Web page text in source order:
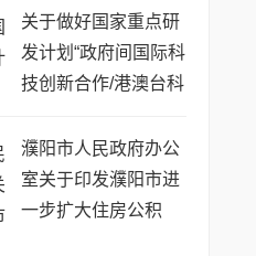
关于做好国家重点研
发计划“政府间国际科
技创新合作/港澳台科
2019年度第二批项目
申报工作的通知
濮阳市人民政府办公
室关于印发濮阳市进
一步扩大住房公积